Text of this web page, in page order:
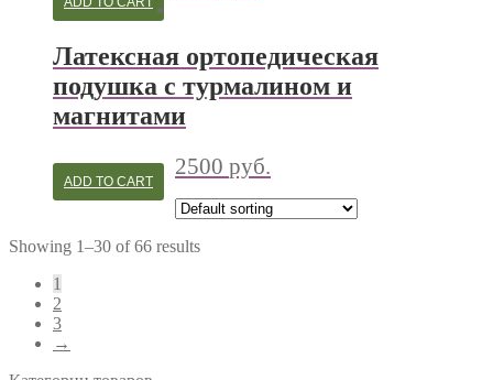
Латексная ортопедическая
подушка с турмалином и
магнитами
2500 руб.
ADD TO CART
Showing 1–30 of 66 results
1
2
3
→